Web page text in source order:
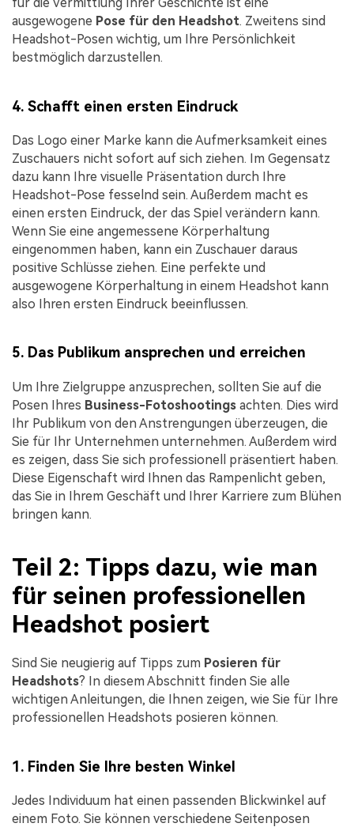
für die Vermittlung Ihrer Geschichte ist eine
ausgewogene Pose für den Headshot. Zweitens sind
Headshot-Posen wichtig, um Ihre Persönlichkeit
bestmöglich darzustellen.
4. Schafft einen ersten Eindruck
Das Logo einer Marke kann die Aufmerksamkeit eines
Zuschauers nicht sofort auf sich ziehen. Im Gegensatz
dazu kann Ihre visuelle Präsentation durch Ihre
Headshot-Pose fesselnd sein. Außerdem macht es
einen ersten Eindruck, der das Spiel verändern kann.
Wenn Sie eine angemessene Körperhaltung
eingenommen haben, kann ein Zuschauer daraus
positive Schlüsse ziehen. Eine perfekte und
ausgewogene Körperhaltung in einem Headshot kann
also Ihren ersten Eindruck beeinflussen.
5. Das Publikum ansprechen und erreichen
Um Ihre Zielgruppe anzusprechen, sollten Sie auf die
Posen Ihres Business-Fotoshootings achten. Dies wird
Ihr Publikum von den Anstrengungen überzeugen, die
Sie für Ihr Unternehmen unternehmen. Außerdem wird
es zeigen, dass Sie sich professionell präsentiert haben.
Diese Eigenschaft wird Ihnen das Rampenlicht geben,
das Sie in Ihrem Geschäft und Ihrer Karriere zum Blühen
bringen kann.
Teil 2: Tipps dazu, wie man
für seinen professionellen
Headshot posiert
Sind Sie neugierig auf Tipps zum Posieren für
Headshots? In diesem Abschnitt finden Sie alle
wichtigen Anleitungen, die Ihnen zeigen, wie Sie für Ihre
professionellen Headshots posieren können.
1. Finden Sie Ihre besten Winkel
Jedes Individuum hat einen passenden Blickwinkel auf
einem Foto. Sie können verschiedene Seitenposen